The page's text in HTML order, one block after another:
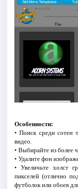
Особенности:
• Поиск среди сотен
видео.
• Выбирайте из более
• Удалите фон
• Увеличьте холст
пикселей (отлично
футболок или обоев